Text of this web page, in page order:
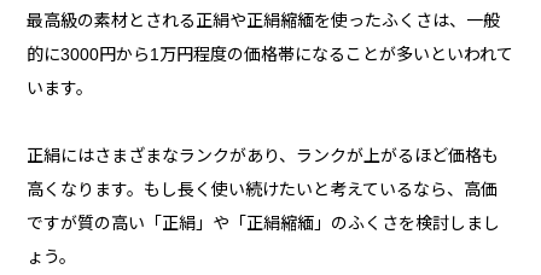
最高級の素材とされる正絹や正絹縮緬を使ったふくさは、一般
的に3000円から1万円程度の価格帯になることが多いといわれて
います。
正絹にはさまざまなランクがあり、ランクが上がるほど価格も
高くなります。もし長く使い続けたいと考えているなら、高価
ですが質の高い「正絹」や「正絹縮緬」のふくさを検討しまし
ょう。